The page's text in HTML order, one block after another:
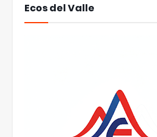
Ecos del Valle